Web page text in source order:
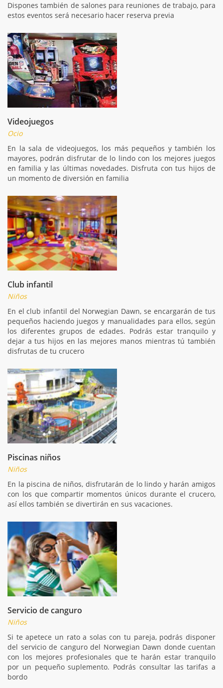
Dispones también de salones para reuniones de trabajo, para
estos eventos será necesario hacer reserva previa
Videojuegos
Ocio
En la sala de videojuegos, los más pequeños y también los
mayores, podrán disfrutar de lo lindo con los mejores juegos
en familia y las últimas novedades. Disfruta con tus hijos de
un momento de diversión en familia
Club infantil
Niños
En el club infantil del Norwegian Dawn, se encargarán de tus
pequeños haciendo juegos y manualidades para ellos, según
los diferentes grupos de edades. Podrás estar tranquilo y
dejar a tus hijos en las mejores manos mientras tú también
disfrutas de tu crucero
Piscinas niños
Niños
En la piscina de niños, disfrutarán de lo lindo y harán amigos
con los que compartir momentos únicos durante el crucero,
así ellos también se divertirán en sus vacaciones.
Servicio de canguro
Niños
Si te apetece un rato a solas con tu pareja, podrás disponer
del servicio de canguro del Norwegian Dawn donde cuentan
con los mejores profesionales que te harán estar tranquilo
por un pequeño suplemento. Podrás consultar las tarifas a
bordo